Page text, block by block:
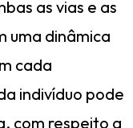
as vias e as
uma dinâmica
cada
indivíduo pode
com respeito a